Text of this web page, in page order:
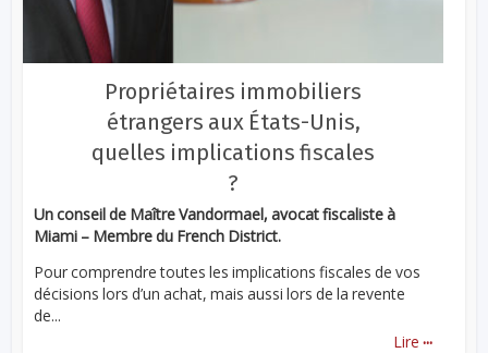
Propriétaires immobiliers
étrangers aux États-Unis,
quelles implications fiscales
?
Un conseil de Maître Vandormael, avocat fiscaliste à
Miami – Membre du French District.
Pour comprendre toutes les implications fiscales de vos
décisions lors d’un achat, mais aussi lors de la revente
de...
Lire ...